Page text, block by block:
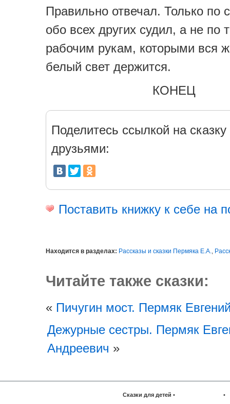
Правильно отвечал. Только по
обо всех других судил, а не по
рабочим рукам, которыми вся
белый свет держится.
КОНЕЦ
Поделитесь ссылкой на сказку
друзьями:
Поставить книжку к себе на
Находится в разделах: Рассказы и сказки Пермяка Е.А.,
Читайте также сказки:
« Пичугин мост. Пермяк
Дежурные сестры. Пермяк
Андреевич »
Сказки для детей • •